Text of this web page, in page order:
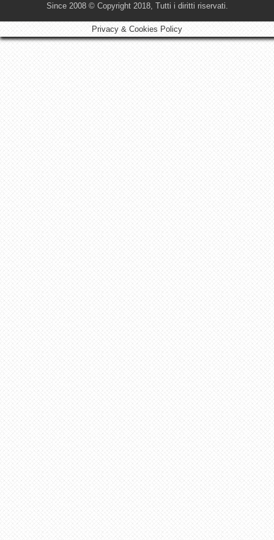
Since 2008 © Copyright 2018, Tutti i diritti riservati.
Privacy & Cookies Policy